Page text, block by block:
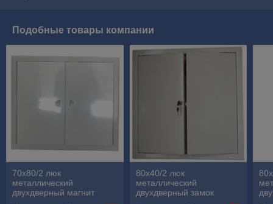
Подобные товары компании
70х80/2 люк
металлический
двухдверный магнит
80х40/2 люк
металлический
двухдверный замок